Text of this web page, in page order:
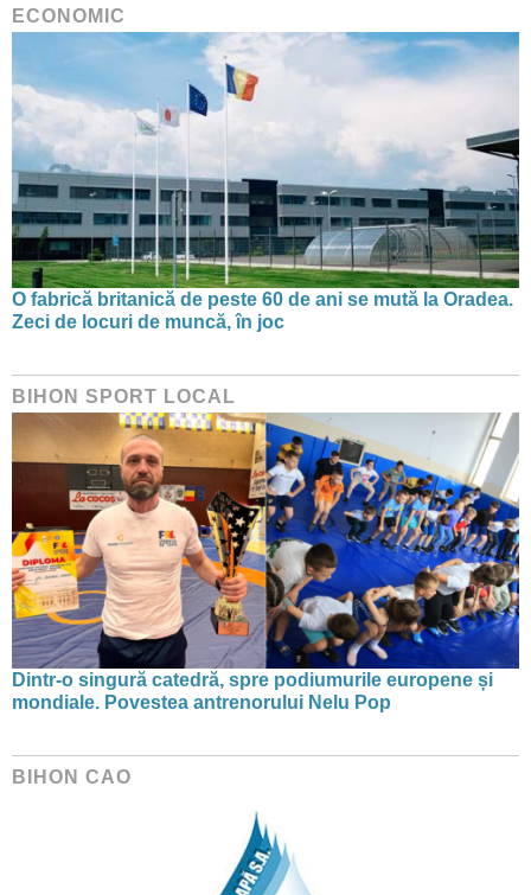
ECONOMIC
O fabrică britanică de peste 60 de ani se mută la Oradea.
Zeci de locuri de muncă, în joc
BIHON SPORT LOCAL
Dintr-o singură catedră, spre podiumurile europene și
mondiale. Povestea antrenorului Nelu Pop
BIHON CAO